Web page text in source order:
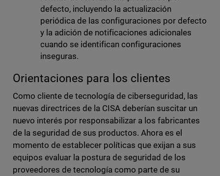
defecto, incluyendo la actualización
periódica de las configuraciones por defecto
y la adición de notificaciones adicionales
cuando se identifican configuraciones
inseguras.
Orientaciones para los clientes
Como cliente de tecnología de ciberseguridad, las
nuevas directrices de la CISA deberían suscitar un
nuevo interés por responsabilizar a los fabricantes
de la seguridad de sus productos. Ahora es el
momento de establecer políticas que exijan a sus
equipos evaluar la postura de seguridad de los
proveedores de tecnología como parte de su